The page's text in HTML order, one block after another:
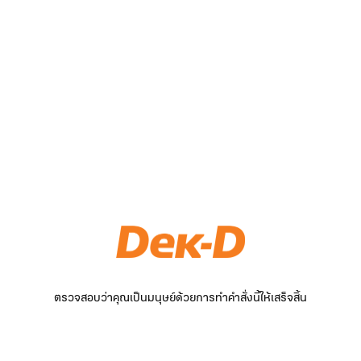
ตรวจสอบว่าคุณเป็นมนุษย์ด้วยการทำคำสั่งนี้ให้เสร็จสิ้น